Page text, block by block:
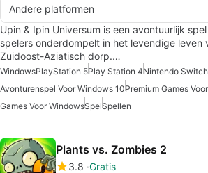
Andere platformen
Upin & Ipin Universum is een avontuurlijk
spelers onderdompelt in het levendige leven
Zuidoost-Aziatisch dorp.…
WindowsPlayStation 5Play Station 4Nintendo Switch
Avonturenspel Voor Windows 10Premium Games
Games Voor WindowsSpelSpellen
Plants vs. Zombies 2
3.8 Gratis